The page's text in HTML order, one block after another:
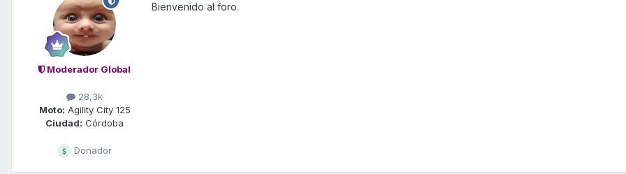
Moderador Global
28,3k
Moto: Agility City 125
Ciudad: Córdoba
Donador
Bienvenido al foro.